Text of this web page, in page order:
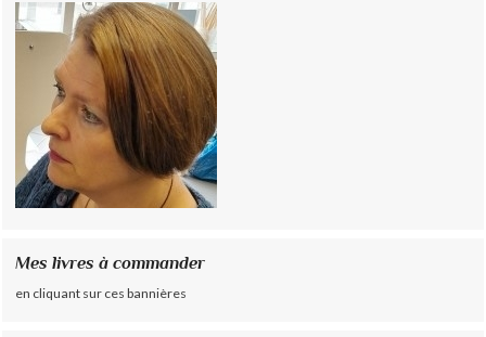
Mes livres à commander
en cliquant sur ces bannières